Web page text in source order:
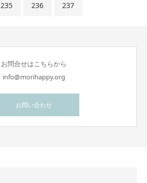
235 236 237
お問合せはこちらから
info@morihappy.org
お問い合わせ